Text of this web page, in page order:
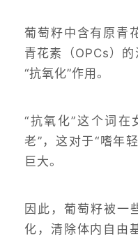
葡萄籽中含有原青
青花素（OPCs）
“抗氧化”作用。
“抗氧化”这个词在
老”，这对于“嗜年
巨大。
因此，葡萄籽被一
化，清除体内自由